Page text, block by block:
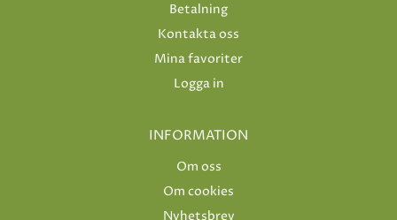
Betalning
Kontakta oss
Mina favoriter
Logga in
INFORMATION
Om oss
Om cookies
Nyhetsbrev